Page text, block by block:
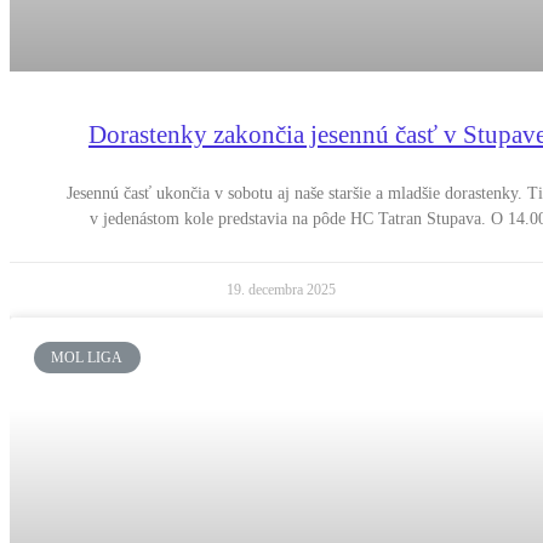
Dorastenky zakončia jesennú časť v
Jesennú časť ukončia v sobotu aj naše staršie a mladšie dorastenky.
v jedenástom kole predstavia na pôde HC Tatran Stupava. O
19. decembra 2025
MOL LIGA